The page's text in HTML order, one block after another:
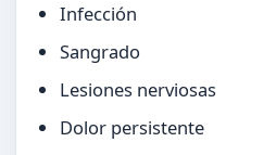
Infección
Sangrado
Lesiones nerviosas
Dolor persistente